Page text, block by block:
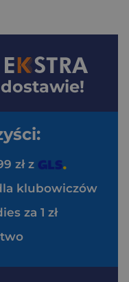
zł z
klubowiczów
za 1 zł